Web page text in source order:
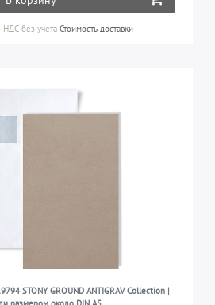
НДС без учета Стоимость доставки
STONY GROUND ANTIGRAV Collection |